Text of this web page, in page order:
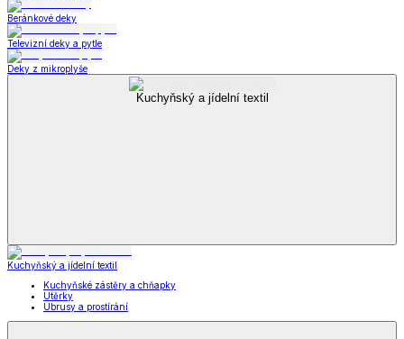
Beránkové deky
Televizní deky a pytle
Deky z mikroplyše
Kuchyňský a jídelní textil
Kuchyňský a jídelní textil
Kuchyňské zástěry a chňapky
Utěrky
Ubrusy a prostírání